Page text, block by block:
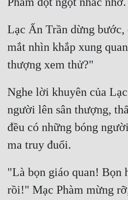
Lạc Ấn Trần dừng bước,
mắt nhìn khắp xung
Nghe lời khuyên của
người lên sân thượng,
đều có những bóng
"Là bọn giáo quan! Bọn
rồi!" Mạc Phàm mừng